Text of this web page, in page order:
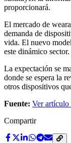
proporcionará.
El mercado de
demanda de
vida. El nuevo
este dinámico sector.
La expectación se
donde se espera la
otros dispositivos
Fuente: Ver artículo
Compartir